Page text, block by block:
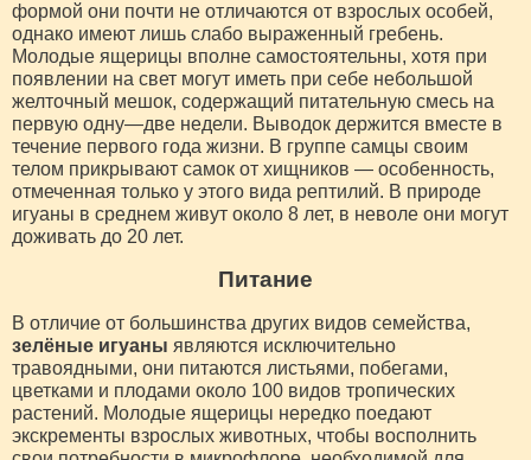
формой они почти не отличаются от взрослых особей,
однако имеют лишь слабо выраженный гребень.
Молодые ящерицы вполне самостоятельны, хотя при
появлении на свет могут иметь при себе небольшой
желточный мешок, содержащий питательную смесь на
первую одну—две недели. Выводок держится вместе в
течение первого года жизни. В группе самцы своим
телом прикрывают самок от хищников — особенность,
отмеченная только у этого вида рептилий. В природе
игуаны в среднем живут около 8 лет, в неволе они могут
доживать до 20 лет.
Питание
В отличие от большинства других видов семейства,
зелёные игуаны являются исключительно
травоядными, они питаются листьями, побегами,
цветками и плодами около 100 видов тропических
растений. Молодые ящерицы нередко поедают
экскременты взрослых животных, чтобы восполнить